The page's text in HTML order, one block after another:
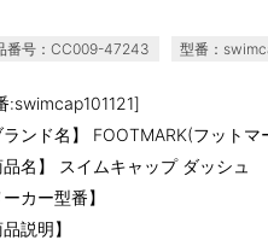
番号：CC009-47243 型番：
:swimcap101121]
ランド名】 FOOTMARK(フットマ
品名】 スイムキャップ ダッシュ
ーカー型番】
品説明】